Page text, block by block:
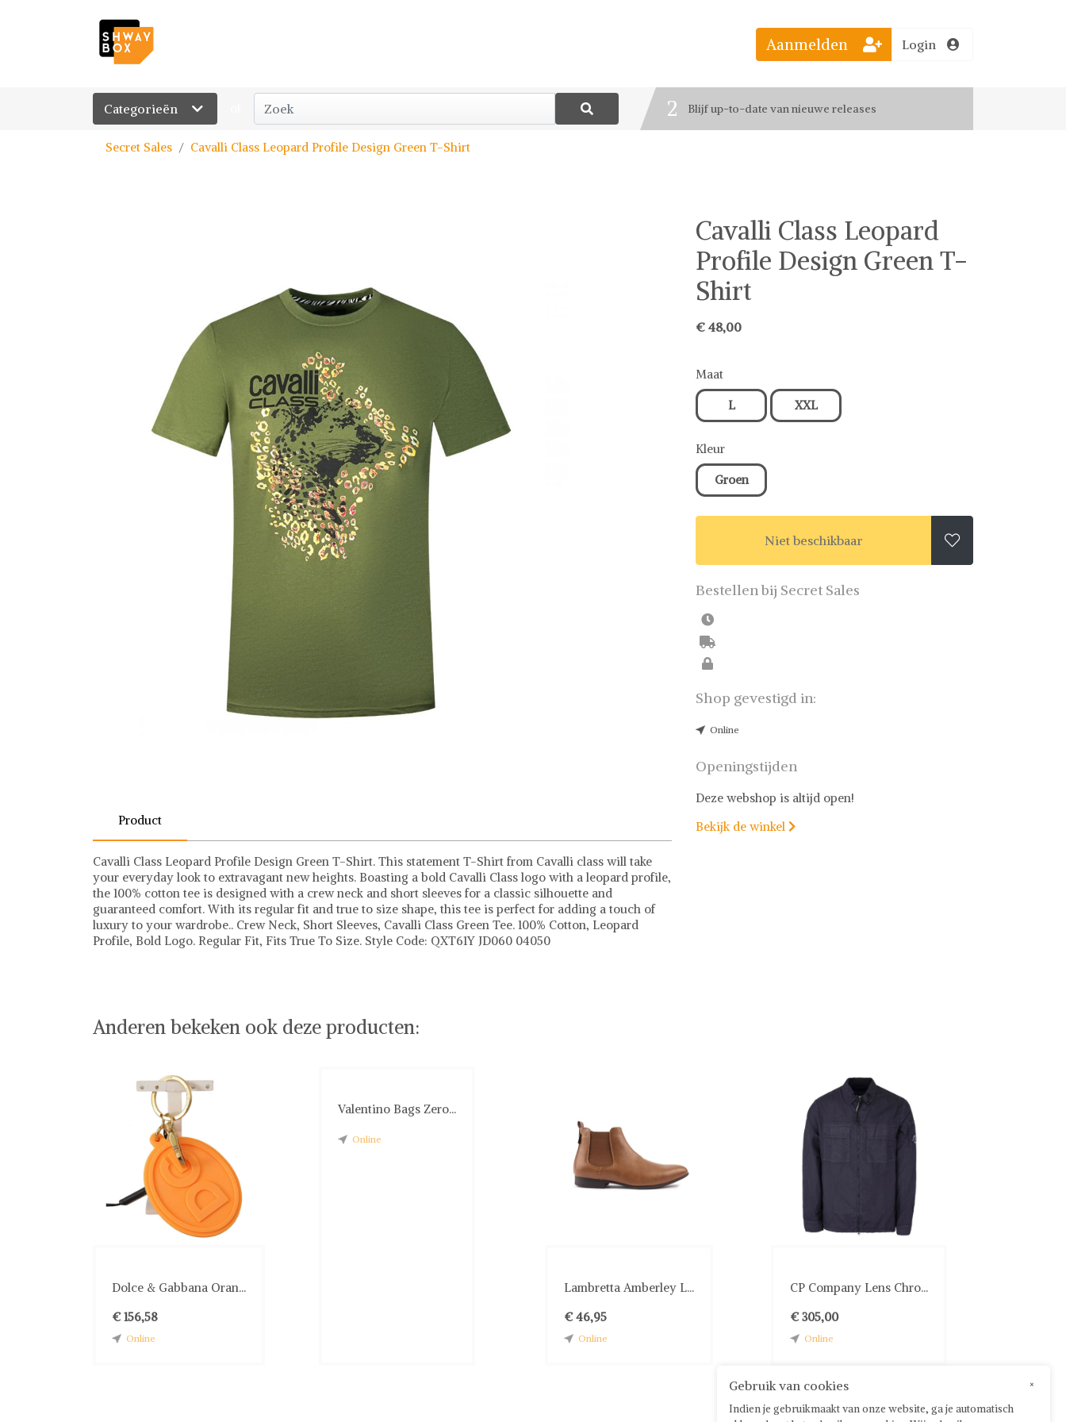
Categorieën
Bestel jouw favoriete looks
2 Blijf up-to-date van nieuwe releases
Aanmelden Login
Secret Sales Cavalli Class Leopard Profile Design Green T-Shirt
Product
Cavalli Class Leopard Profile Design Green T-Shirt. This statement T-Shirt from Cavalli class will take
your everyday look to extravagant new heights. Boasting a bold Cavalli Class logo with a leopard profile,
the 100% cotton tee is designed with a crew neck and short sleeves for a classic silhouette and
guaranteed comfort. With its regular fit and true to size shape, this tee is perfect for adding a touch of
luxury to your wardrobe.. Crew Neck, Short Sleeves, Cavalli Class Green Tee. 100% Cotton, Leopard
Profile, Bold Logo. Regular Fit, Fits True To Size. Style Code: QXT61Y JD060 04050
Cavalli Class Leopard
Profile Design Green T-
Shirt
€ 48,00
Maat
L XXL
Kleur
Groen
Niet beschikbaar 
Bestellen bij Secret Sales
Shop gevestigd in:
Online
Openingstijden
Deze webshop is altijd open!
Bekijk de winkel 
Anderen bekeken ook deze producten:
Dolce & Gabbana Oran...
€ 156,58
Online
Valentino Bags Zero...
Online
Lambretta Amberley L...
€ 46,95
Online
CP Company Lens Chro...
€ 305,00
Online
×
Gebruik van cookies
Indien je gebruikmaakt van onze website, ga je automatisch